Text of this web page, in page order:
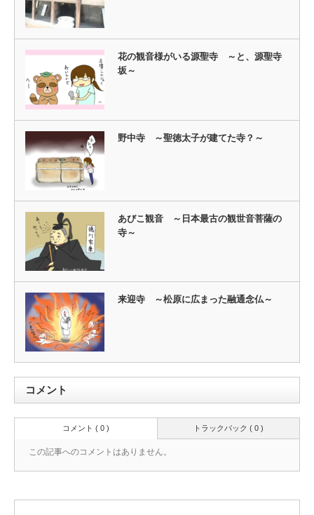
花の観音様がいる源聖寺 ～と、源聖寺
坂～
野中寺 ～聖徳太子が建てた寺？～
あびこ観音 ～日本最古の観世音菩薩の
寺～
来迎寺 ～松原に広まった融通念仏～
コメント
トラックバック ( 0 )
コメント ( 0 )
この記事へのコメントはありません。